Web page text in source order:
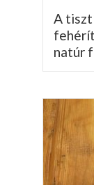
A
natúr